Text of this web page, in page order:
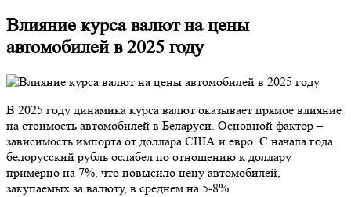
Влияние курса валют на цены
автомобилей в 2025 году
В 2025 году динамика курса валют оказывает прямое влияние
на стоимость автомобилей в Беларуси. Основной фактор –
зависимость импорта от доллара США и евро. С начала года
белорусский рубль ослабел по отношению к доллару
примерно на 7%, что повысило цену автомобилей,
закупаемых за валюту, в среднем на 5-8%.